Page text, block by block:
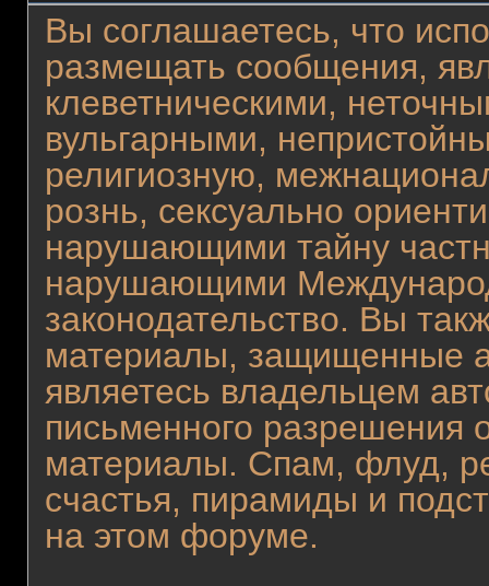
Вы соглашаетесь, что
размещать сообщения,
клеветническими,
вульгарными,
религиозную,
рознь, сексуально
нарушающими тайну
нарушающими
законодательство. Вы
материалы, защищенные
являетесь владельцем
письменного разрешения
материалы. Спам, флуд,
счастья, пирамиды и
на этом форуме.